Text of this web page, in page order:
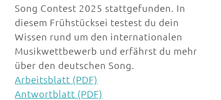
Song Contest 2025 stattgefunden. In
diesem Frühstücksei testest du dein
Wissen rund um den internationalen
Musikwettbewerb und erfährst du mehr
über den deutschen Song.
Arbeitsblatt (PDF)
Antwortblatt (PDF)